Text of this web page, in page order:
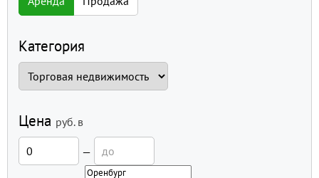
Категория
Цена руб. в
—